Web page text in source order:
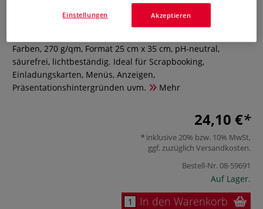
0 Bewertungen
Farben, 270 g/qm, Format 25 cm x 35 cm, pH-neutral,
säurefrei, lichtbeständig. Ideal für Scrapbooking,
Einladungskarten, Menüs, Anzeigen,
Präsentationshintergründen uvm.
Mehr
24,10 €
inklusive 20% bzw. 10% MwSt,
ggf. zuzüglich Versandkosten.
Bestell-Nr.08-59691
Auf Lager.
In den Warenkorb
Akzeptieren
Einstellungen